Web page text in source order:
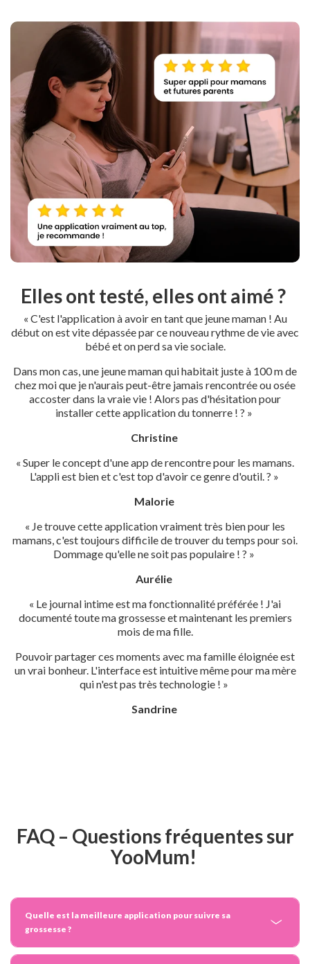
Elles ont testé, elles ont aimé ?
« C'est l'application à avoir en tant que jeune maman ! Au
début on est vite dépassée par ce nouveau rythme de vie avec
bébé et on perd sa vie sociale.
Dans mon cas, une jeune maman qui habitait juste à 100 m de
chez moi que je n'aurais peut-être jamais rencontrée ou osée
accoster dans la vraie vie ! Alors pas d'hésitation pour
installer cette application du tonnerre ! ? »
Christine
« Super le concept d'une app de rencontre pour les mamans.
L'appli est bien et c'est top d'avoir ce genre d'outil. ? »
Malorie
« Je trouve cette application vraiment très bien pour les
mamans, c'est toujours difficile de trouver du temps pour soi.
Dommage qu'elle ne soit pas populaire ! ? »
Aurélie
« Le journal intime est ma fonctionnalité préférée ! J'ai
documenté toute ma grossesse et maintenant les premiers
mois de ma fille.
Pouvoir partager ces moments avec ma famille éloignée est
un vrai bonheur. L'interface est intuitive même pour ma mère
qui n'est pas très technologie ! »
Sandrine
FAQ – Questions fréquentes sur
YooMum!
Quelle est la meilleure application pour suivre sa
grossesse ?